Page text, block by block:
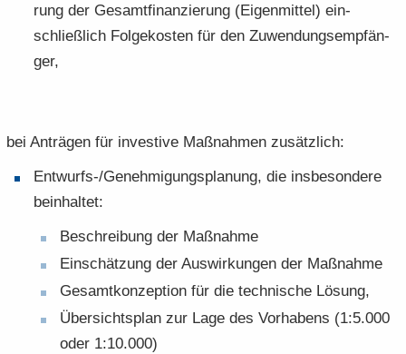
rung der Ge­samt­fi­nan­zie­rung (Ei­gen­mit­tel) ein­
schließ­lich Fol­ge­kos­ten für den Zu­wen­dungs­emp­fän­
ger,
bei An­trä­gen für in­ves­ti­ve Maß­nah­men zu­sätz­lich:
Entwurfs-​/Ge­neh­mi­gungs­pla­nung, die ins­be­son­de­re
be­inhal­tet:
Be­schrei­bung der Maß­nah­me
Ein­schät­zung der Aus­wir­kun­gen der Maß­nah­me
Ge­samt­kon­zep­ti­on für die tech­ni­sche Lö­sung,
Über­sichts­plan zur Lage des Vor­ha­bens (1:5.000
oder 1:10.000)